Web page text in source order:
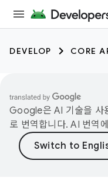
DEVELOP CORE
Google은 AI 기술을 사
로 번역합니다. AI 번역